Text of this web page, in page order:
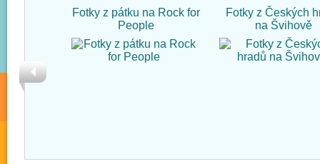
Fotky z pátku na Rock for
People
Fotky z Českých
na Švihově